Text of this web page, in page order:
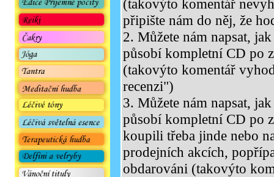
(takovýto komentář
připište nám do něj, že
2. Můžete nám napsat,
působí kompletní CD po
(takovýto komentář
recenzi")
3. Můžete nám napsat,
působí kompletní CD po
koupili třeba jinde nebo
prodejních akcích,
obdarováni (takovýto